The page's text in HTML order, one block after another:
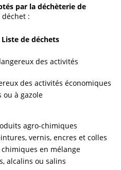
par la déchèterie de
:
Liste de déchets
des activités
des activités économiques
ou à gazole
agro-chimiques
vernis, encres et colles
en mélange
alcalins ou salins